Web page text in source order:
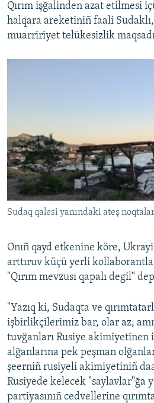
Qırım işğalinden azat etilmesi
halqara areketiniñ faali Sudaklı,
muarririyet telükesizlik
Sudaq qalesi yanındaki ateş
Onıñ qayd etkenine köre,
arttıruv küçü yerli
"Qırım mevzusı qapalı degil"
"Yazıq ki, Sudaqta ve
işbirlikçilerimiz bar, olar az,
tuvğanları Rusiye
alğanlarına pek peşman
şeerniñ rusiyeli akimiyetiniñ
Rusiyede kelecek "saylavlar"ğa
partiyasınıñ cedvellerine